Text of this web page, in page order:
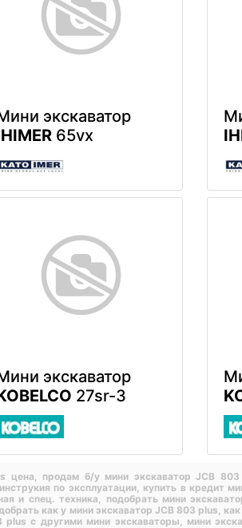
экскаватор
65vx
экскаватор
27sr-3
цена, продам б/у мини экскаватор JCB
по эксплуатации, купить в кредит
и спец. техника, подобрать мини
как у мини экскаватор JCB 803 plus,
plus с другими мини экскаваторы, мини